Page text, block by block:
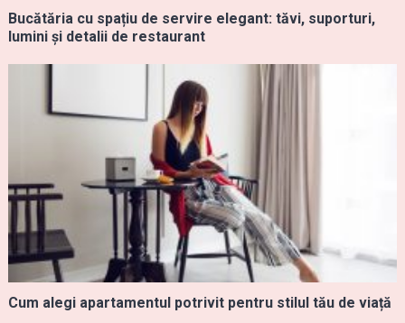
Bucătăria cu spațiu de servire elegant: tăvi, suporturi,
lumini și detalii de restaurant
Cum alegi apartamentul potrivit pentru stilul tău de viață